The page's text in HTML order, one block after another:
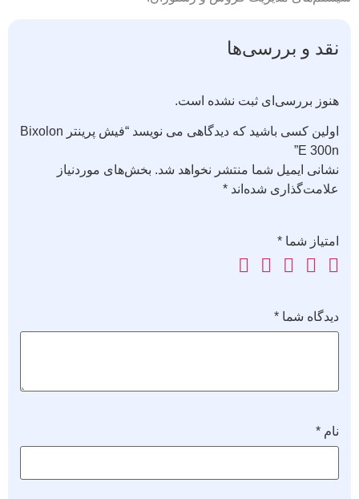
نقد و بررسی‌ها
هنوز بررسی‌ای ثبت نشده است.
اولین کسی باشید که دیدگاهی می نویسد “فیش پرینتر Bixolon
E 300n”
نشانی ایمیل شما منتشر نخواهد شد. بخش‌های موردنیاز
علامت‌گذاری شده‌اند *
امتیاز شما *
دیدگاه شما *
نام *